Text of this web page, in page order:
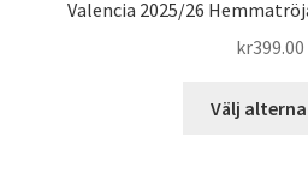
Valencia 2025/26
kr399.00
Välj